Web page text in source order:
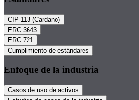
CIP-113 (Cardano)
ERC 3643
ERC 721
Cumplimiento de estándares
Enfoque de la industria
Casos de uso de activos